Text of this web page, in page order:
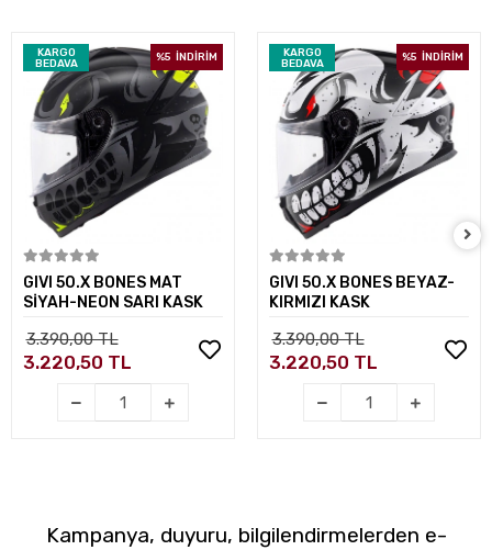
KARGO
BEDAVA
%5 İNDİRİM
Sepete Ekle
GIVI 50.X BONES MAT
SİYAH-NEON SARI KASK
3.390,00 TL
3.220,50 TL
KARGO
BEDAVA
%5 İNDİRİM
Sepete Ekle
GIVI 50.X BONES BEYAZ-
KIRMIZI KASK
3.390,00 TL
3.220,50 TL
Kampanya, duyuru, bilgilendirmelerden e-